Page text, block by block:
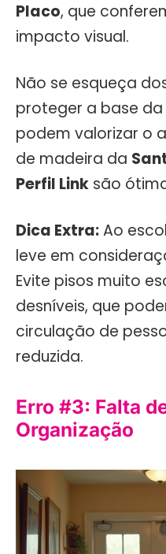
Placo, que
impacto visual.
Não se esqueça
proteger a base
podem valorizar o
de madeira da
Perfil Link são
Dica Extra:Ao
leve em
Evite pisos muito
desníveis, que
circulação de
reduzida.
Erro #3: Falta
Organização